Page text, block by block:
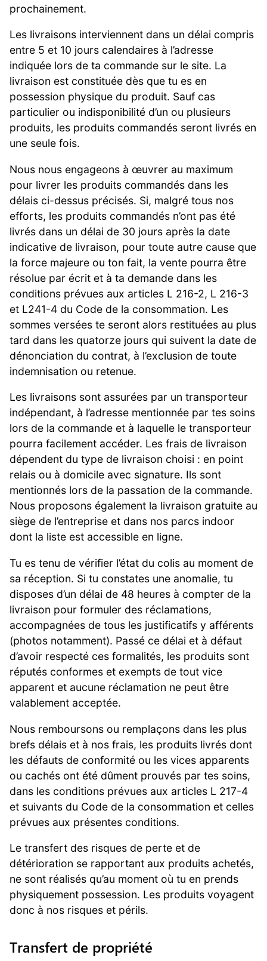
prochainement.
Les livraisons interviennent dans un délai compris
entre 5 et 10 jours calendaires à l’adresse
indiquée lors de ta commande sur le site. La
livraison est constituée dès que tu es en
possession physique du produit. Sauf cas
particulier ou indisponibilité d’un ou plusieurs
produits, les produits commandés seront livrés en
une seule fois.
Nous nous engageons à œuvrer au maximum
pour livrer les produits commandés dans les
délais ci-dessus précisés. Si, malgré tous nos
efforts, les produits commandés n’ont pas été
livrés dans un délai de 30 jours après la date
indicative de livraison, pour toute autre cause que
la force majeure ou ton fait, la vente pourra être
résolue par écrit et à ta demande dans les
conditions prévues aux articles L 216-2, L 216-3
et L241-4 du Code de la consommation. Les
sommes versées te seront alors restituées au plus
tard dans les quatorze jours qui suivent la date de
dénonciation du contrat, à l’exclusion de toute
indemnisation ou retenue.
Les livraisons sont assurées par un transporteur
indépendant, à l’adresse mentionnée par tes soins
lors de la commande et à laquelle le transporteur
pourra facilement accéder. Les frais de livraison
dépendent du type de livraison choisi : en point
relais ou à domicile avec signature. Ils sont
mentionnés lors de la passation de la commande.
Nous proposons également la livraison gratuite au
siège de l’entreprise et dans nos parcs indoor
dont la liste est accessible en ligne.
Tu es tenu de vérifier l’état du colis au moment de
sa réception. Si tu constates une anomalie, tu
disposes d’un délai de 48 heures à compter de la
livraison pour formuler des réclamations,
accompagnées de tous les justificatifs y afférents
(photos notamment). Passé ce délai et à défaut
d’avoir respecté ces formalités, les produits sont
réputés conformes et exempts de tout vice
apparent et aucune réclamation ne peut être
valablement acceptée.
Nous remboursons ou remplaçons dans les plus
brefs délais et à nos frais, les produits livrés dont
les défauts de conformité ou les vices apparents
ou cachés ont été dûment prouvés par tes soins,
dans les conditions prévues aux articles L 217-4
et suivants du Code de la consommation et celles
prévues aux présentes conditions.
Le transfert des risques de perte et de
détérioration se rapportant aux produits achetés,
ne sont réalisés qu’au moment où tu en prends
physiquement possession. Les produits voyagent
donc à nos risques et périls.
Transfert de propriété